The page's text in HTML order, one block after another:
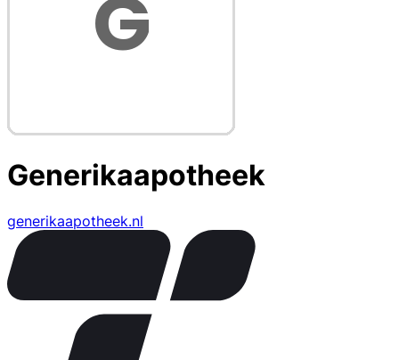
Generikaapotheek
generikaapotheek.nl